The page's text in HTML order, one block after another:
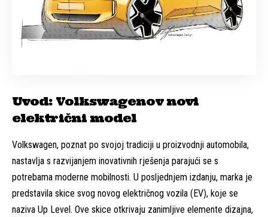
Uvod: Volkswagenov novi
električni model
Volkswagen, poznat po svojoj tradiciji u proizvodnji automobila,
nastavlja s razvijanjem inovativnih rješenja parajući se s
potrebama moderne mobilnosti. U posljednjem izdanju, marka je
predstavila skice svog novog električnog vozila (EV), koje se
naziva Up Level. Ove skice otkrivaju zanimljive elemente dizajna,